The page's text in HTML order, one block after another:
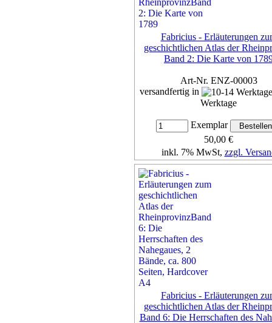
Details...
Fabricius - Erläuterungen
geschichtlichen Atlas der
Band 2: Die Karte von
Art-Nr. ENZ-00003
versandfertig in
Werktage
Exemplar
50,00 €
inkl. 7% MwSt, zzgl.
Fabricius - Erläuterungen
geschichtlichen Atlas der
Band 6: Die Herrschaften des